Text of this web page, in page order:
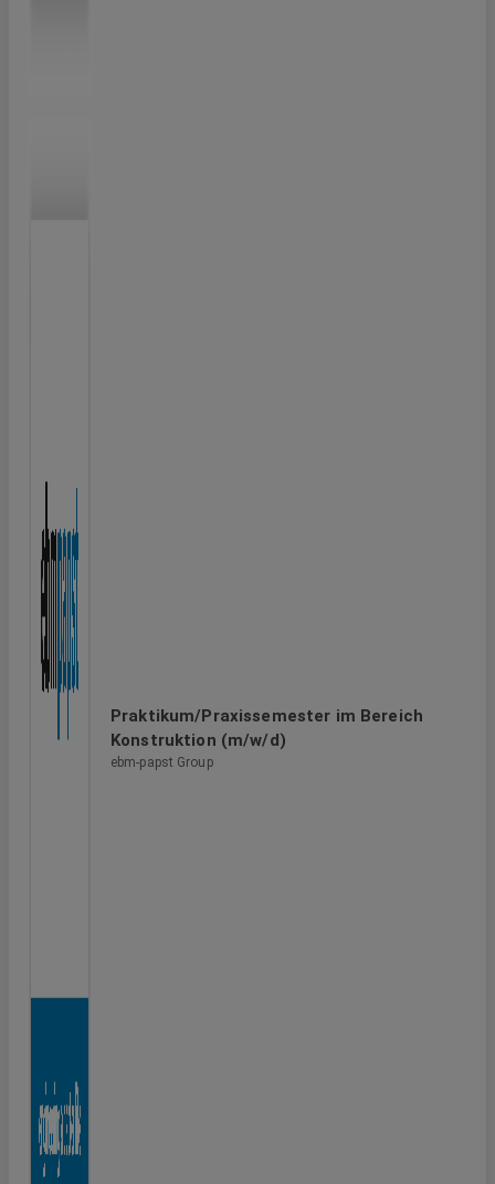
Praktikum/Praxissemester im Bereich
Konstruktion (m/w/d)
ebm-papst Group